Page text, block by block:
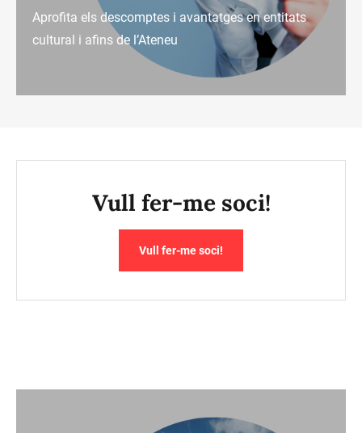
Aprofita els descomptes i avantatges en entitats
cultural i afins de l’Ateneu
Vull fer-me soci!
Vull fer-me soci!